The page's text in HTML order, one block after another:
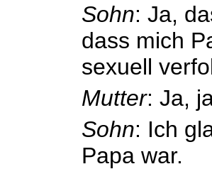
Sohn: Ja,
dass mich
sexuell
Mutter: Ja,
Sohn: Ich
Papa war.